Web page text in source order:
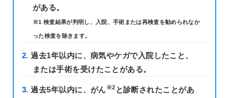
がある。
※1 検査結果が判明し、入院、手術または再検査を勧められなか
った検査を除きます。
過去1年以内に、病気やケガで入院したこと、
または手術を受けたことがある。
過去5年以内に、がん※2 と診断されたことがあ